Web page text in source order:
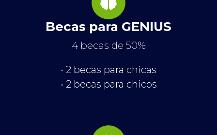
Becas para GENIUS
4 becas de 50%
• 2 becas para chicas
• 2 becas para chicos